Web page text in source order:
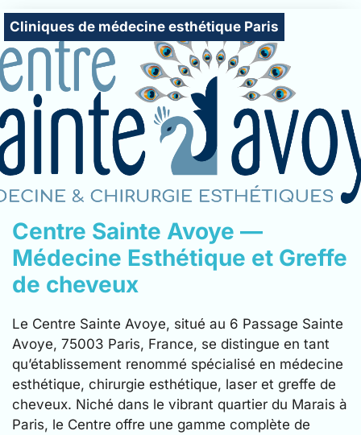
Cliniques de chirurgie esthétique Paris
Cliniques de médecine esthétique Paris
Centre Sainte Avoye —
Médecine Esthétique et Greffe
de cheveux
Le Centre Sainte Avoye, situé au 6 Passage Sainte
Avoye, 75003 Paris, France, se distingue en tant
qu’établissement renommé spécialisé en médecine
esthétique, chirurgie esthétique, laser et greffe de
cheveux. Niché dans le vibrant quartier du Marais à
Paris, le Centre offre une gamme complète de